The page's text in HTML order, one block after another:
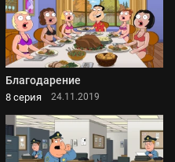
Благодарение
8 серия 24.11.2019